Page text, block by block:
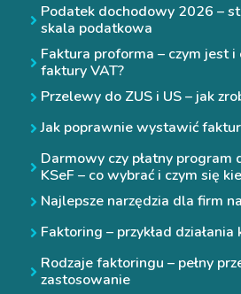
Podatek dochodowy 2026 –
skala podatkowa
Faktura proforma – czym jest i
faktury VAT?
Przelewy do ZUS i US – jak
Jak poprawnie wystawić
Darmowy czy płatny program
KSeF – co wybrać i czym się
Najlepsze narzędzia dla firm
Faktoring – przykład działania
Rodzaje faktoringu – pełny
zastosowanie